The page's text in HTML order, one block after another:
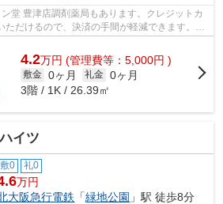
堂 豊津店調剤薬局もあります。クレジットカ
ただけるので、決済の手間が軽減できます。2
動に役立つ...
4.2万円 (管理費等：5,000円 )
敷金 0ヶ月 礼金 0ヶ月
3階 / 1K / 26.39㎡
イツ
敷0 礼0
万円
大阪急行電鉄 「緑地公園 」駅 徒歩8分